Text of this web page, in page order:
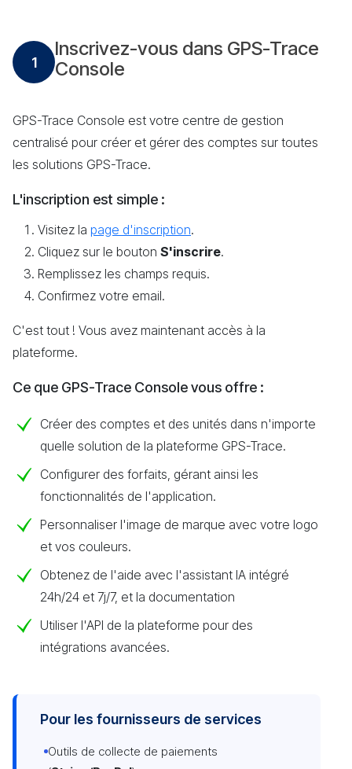
1
Inscrivez-vous dans GPS-Trace
Console
GPS-Trace Console est votre centre de gestion
centralisé pour créer et gérer des comptes sur toutes
les solutions GPS-Trace.
L'inscription est simple :
Visitez la page d'inscription.
Cliquez sur le bouton S'inscrire.
Remplissez les champs requis.
Confirmez votre email.
C'est tout ! Vous avez maintenant accès à la
plateforme.
Ce que GPS-Trace Console vous offre :
Créer des comptes et des unités dans n'importe
quelle solution de la plateforme GPS-Trace.
Configurer des forfaits, gérant ainsi les
fonctionnalités de l'application.
Personnaliser l'image de marque avec votre logo
et vos couleurs.
Obtenez de l'aide avec l'assistant IA intégré
24h/24 et 7j/7, et la documentation
Utiliser l'API de la plateforme pour des
intégrations avancées.
Pour les fournisseurs de services
Outils de collecte de paiements